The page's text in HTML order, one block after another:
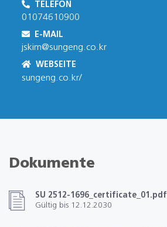
TELEFON
01074610900
E-MAIL
jskim@sungeng.co.kr
WEBSEITE
sungeng.co.kr/
Dokumente
SU 2512-1696_certificate_01.pdf
Gültig bis 12.12.2030